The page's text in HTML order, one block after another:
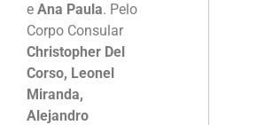
e Ana Paula. Pelo
Corpo Consular
Christopher Del
Corso, Leonel
Miranda,
Alejandro